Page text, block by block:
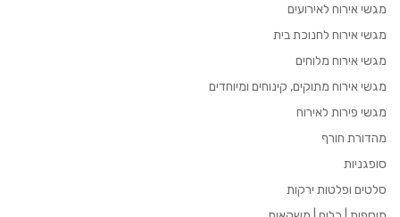
מגשי אירוח לאירועים
מגשי אירוח לחנוכת בית
מגשי אירוח מלוחים
מגשי אירוח מתוקים, קינוחים ומיוחדים
מגשי פירות לאירוח
מהדורת חורף
סופגניות
סלטים ופלטות ירקות